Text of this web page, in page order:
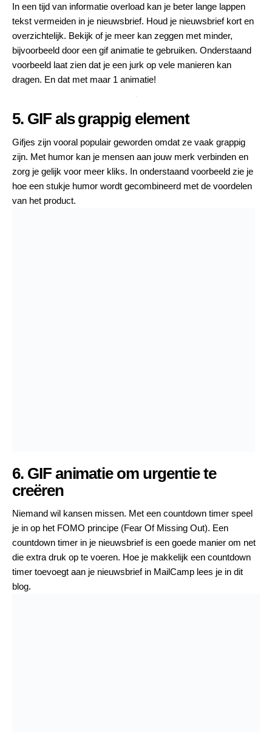
In een tijd van informatie overload kan je beter lange lappen
tekst vermeiden in je nieuwsbrief. Houd je nieuwsbrief kort en
overzichtelijk. Bekijk of je meer kan zeggen met minder,
bijvoorbeeld door een gif animatie te gebruiken. Onderstaand
voorbeeld laat zien dat je een jurk op vele manieren kan
dragen. En dat met maar 1 animatie!
5. GIF als grappig element
Gifjes zijn vooral populair geworden omdat ze vaak grappig
zijn. Met humor kan je mensen aan jouw merk verbinden en
zorg je gelijk voor meer kliks. In onderstaand voorbeeld zie je
hoe een stukje humor wordt gecombineerd met de voordelen
van het product.
6. GIF animatie om urgentie te
creëren
Niemand wil kansen missen. Met een countdown timer speel
je in op het FOMO principe (Fear Of Missing Out). Een
countdown timer in je nieuwsbriefis een goede manier om net
die extra druk op te voeren. Hoe je makkelijk een countdown
timer toevoegt aan je nieuwsbrief in MailCamp lees je in dit
blog.